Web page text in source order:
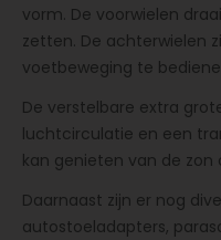
vorm. De voorwielen
zetten. De achterwielen
voetbeweging te
De verstelbare extra
luchtcirculatie en een
kan genieten van de
Daarnaast zijn er nog
autostoeladapters,